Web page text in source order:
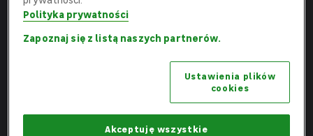
Menu
Strona główna
leroymerlin.pl
Fundacja Leroy Merlin
Biuro prasowe
Ochrona danych osobowych
Polityka prywatności
Zapoznaj się z listą naszych partnerów.
Ustawienia plików
cookies
Akceptuję wszystkie